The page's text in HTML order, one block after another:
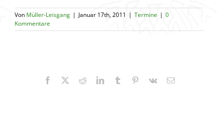
Von Müller-Leisgang | Januar 17th, 2011 | Termine | 0
Kommentare
Facebook
X RedditLinkedInTumblr Pinterest
Vk
E-